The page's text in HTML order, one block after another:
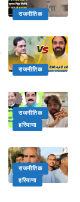
राजनीतिक
राजनीतिक
राजनीतिक
हरियाणा
राजनीतिक
हरियाणा